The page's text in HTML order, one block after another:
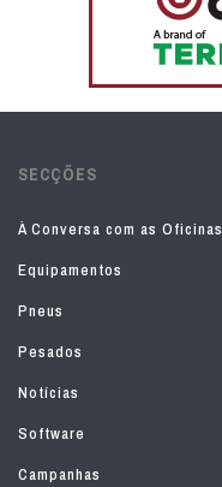
SECÇÕES
À Conversa com as Oficinas
Equipamentos
Pneus
Pesados
Notícias
Software
Campanhas